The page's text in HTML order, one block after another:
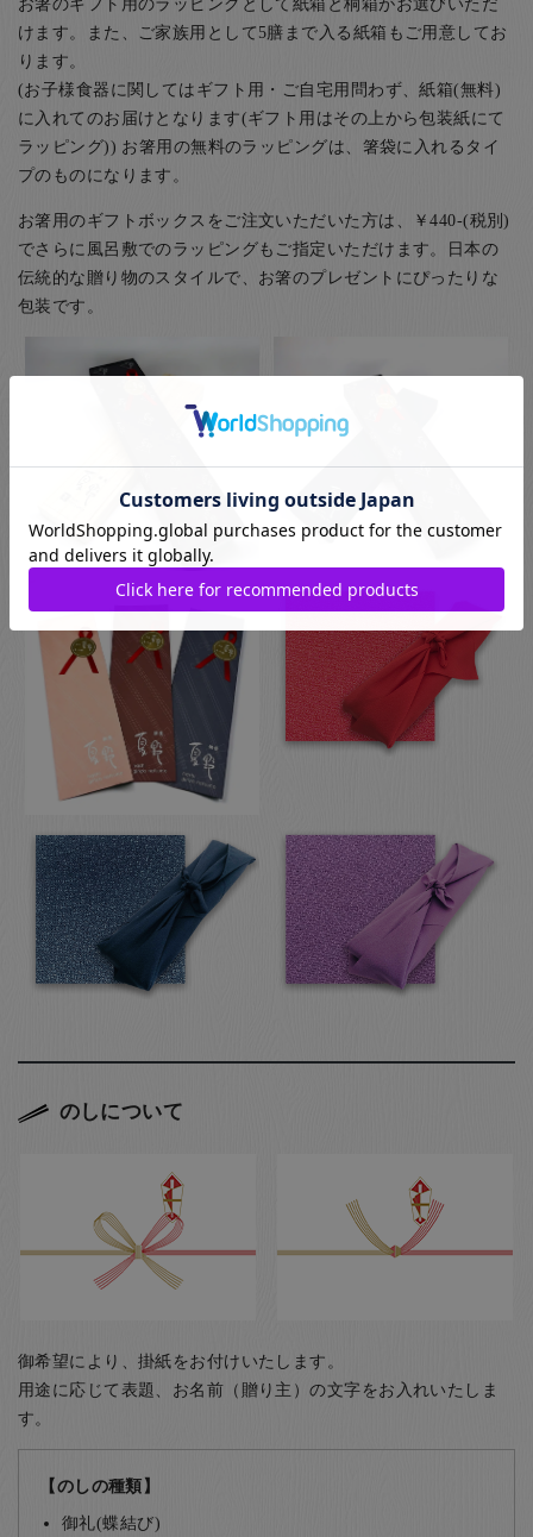
けます。また、ご家族用として5膳まで入る紙箱もご用意してお
ります。
(お子様食器に関してはギフト用・ご自宅用問わず、紙箱(無料)
に入れてのお届けとなります(ギフト用はその上から包装紙にて
ラッピング)) お箸用の無料のラッピングは、箸袋に入れるタイ
プのものになります。
お箸用のギフトボックスをご注文いただいた方は、￥440-(税別)
でさらに風呂敷でのラッピングもご指定いただけます。日本の
伝統的な贈り物のスタイルで、お箸のプレゼントにぴったりな
包装です。
のしについて
御希望により、掛紙をお付けいたします。
用途に応じて表題、お名前（贈り主）の文字をお入れいたしま
す。
【のしの種類】
御礼(蝶結び)